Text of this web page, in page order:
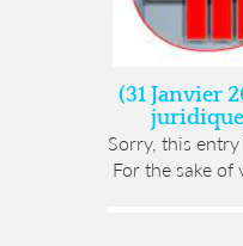
(31 Janvier
Sorry, this entry
For the sake of